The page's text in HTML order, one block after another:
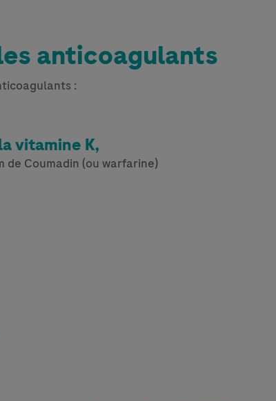
anticoagulants
:
vitamine K,
de Coumadin (ou warfarine)